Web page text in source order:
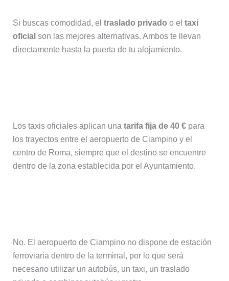
Si buscas comodidad, el traslado privado o el taxi
oficial son las mejores alternativas. Ambos te llevan
directamente hasta la puerta de tu alojamiento.
Los taxis oficiales aplican una tarifa fija de 40 €para
los trayectos entre el aeropuerto de Ciampino y el
centro de Roma, siempre que el destino se encuentre
dentro de la zona establecida por el Ayuntamiento.
No. El aeropuerto de Ciampino no dispone de estación
ferroviaria dentro de la terminal, por lo que será
necesario utilizar un autobús, un taxi, un traslado